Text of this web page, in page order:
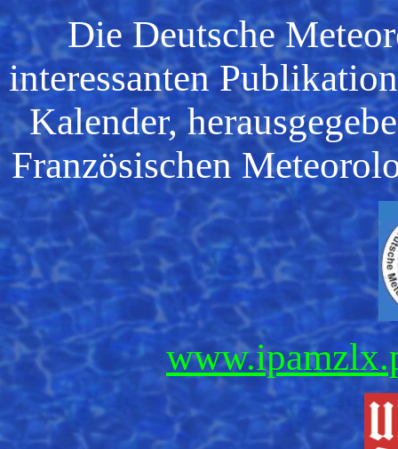
Die Deutsche
interessanten
Kalender,
Französischen